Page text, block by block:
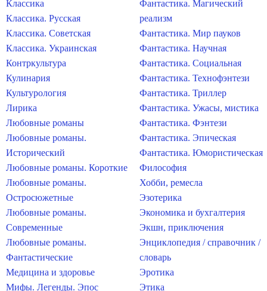
Классика
Классика. Русская
Классика. Советская
Классика. Украинская
Контркультура
Кулинария
Культурология
Лирика
Любовные романы
Любовные романы.
Исторический
Любовные романы. Короткие
Любовные романы.
Остросюжетные
Любовные романы.
Современные
Любовные романы.
Фантастические
Медицина и здоровье
Мифы. Легенды. Эпос
Фантастика. Магический
реализм
Фантастика. Мир пауков
Фантастика. Научная
Фантастика. Социальная
Фантастика. Технофэнтези
Фантастика. Триллер
Фантастика. Ужасы, мистика
Фантастика. Фэнтези
Фантастика. Эпическая
Фантастика. Юмористическая
Философия
Хобби, ремесла
Эзотерика
Экономика и бухгалтерия
Экшн, приключения
Энциклопедия / справочник /
словарь
Эротика
Этика